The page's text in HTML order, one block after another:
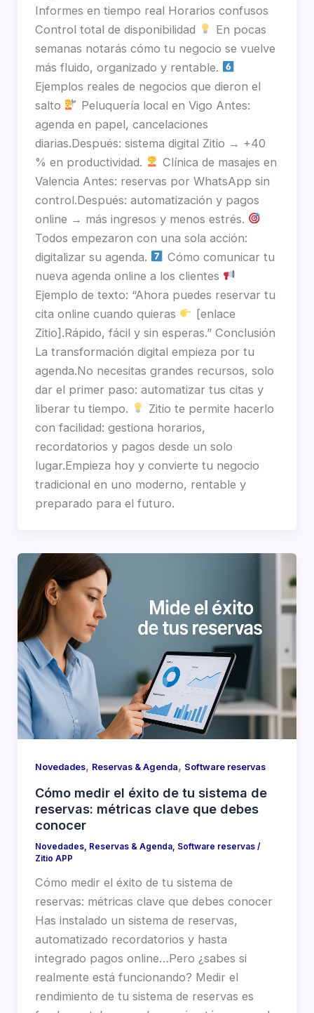
Informes en tiempo real Horarios confusos
Control total de disponibilidad
En pocas
semanas notarás cómo tu negocio se vuelve
más fluido, organizado y rentable.
Ejemplos reales de negocios que dieron el
salto
Peluquería local en Vigo Antes:
agenda en papel, cancelaciones
diarias.Después: sistema digital Zitio → +40
% en productividad.
Clínica de masajes en
Valencia Antes: reservas por WhatsApp sin
control.Después: automatización y pagos
online → más ingresos y menos estrés.
Todos empezaron con una sola acción:
digitalizar su agenda.
Cómo comunicar tu
nueva agenda online a los clientes
Ejemplo de texto: “Ahora puedes reservar tu
cita online cuando quieras
[enlace
Zitio].Rápido, fácil y sin esperas.” Conclusión
La transformación digital empieza por tu
agenda.No necesitas grandes recursos, solo
dar el primer paso: automatizar tus citas y
liberar tu tiempo.
Zitio te permite hacerlo
con facilidad: gestiona horarios,
recordatorios y pagos desde un solo
lugar.Empieza hoy y convierte tu negocio
tradicional en uno moderno, rentable y
preparado para el futuro.
Novedades, Reservas & Agenda, Software reservas
Cómo medir el éxito de tu sistema de
reservas: métricas clave que debes
conocer
Novedades, Reservas & Agenda, Software reservas/
Zitio APP
Cómo medir el éxito de tu sistema de
reservas: métricas clave que debes conocer
Has instalado un sistema de reservas,
automatizado recordatorios y hasta
integrado pagos online…Pero ¿sabes si
realmente está funcionando? Medir el
rendimiento de tu sistema de reservas es